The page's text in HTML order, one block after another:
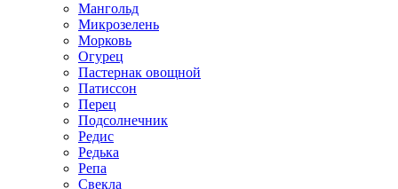
Мангольд
Микрозелень
Морковь
Огурец
Пастернак овощной
Патиссон
Перец
Подсолнечник
Редис
Редька
Репа
Свекла